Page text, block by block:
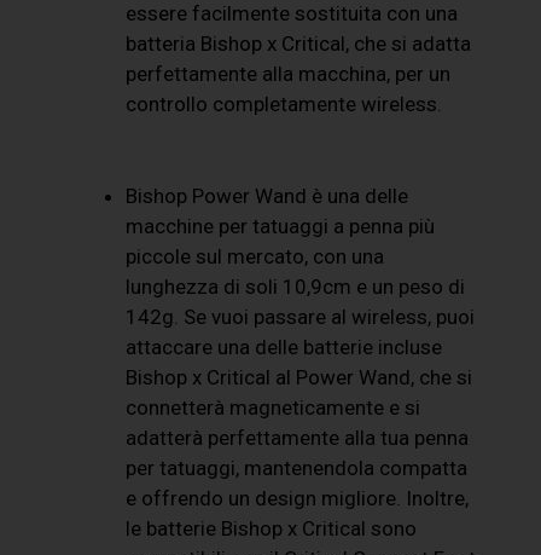
essere facilmente sostituita con una
batteria Bishop x Critical, che si adatta
perfettamente alla macchina, per un
controllo completamente wireless.
Bishop Power Wand è una delle
macchine per tatuaggi a penna più
piccole sul mercato, con una
lunghezza di soli 10,9cm e un peso di
142g. Se vuoi passare al wireless, puoi
attaccare una delle batterie incluse
Bishop x Critical al Power Wand, che si
connetterà magneticamente e si
adatterà perfettamente alla tua penna
per tatuaggi, mantenendola compatta
e offrendo un design migliore. Inoltre,
le batterie Bishop x Critical sono